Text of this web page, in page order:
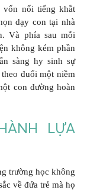
vốn nổi tiếng khắt
dạy con tại nhà
Và phía sau mỗi
không kém phần
sàng hy sinh sự
đuổi một niềm
con đường hoàn
LỰA
trường học không
về đứa trẻ mà họ